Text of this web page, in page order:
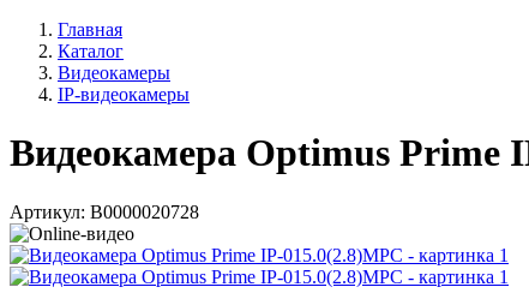
Главная
Каталог
Видеокамеры
IP-видеокамеры
Видеокамера Optimus Prime
Артикул: В0000020728